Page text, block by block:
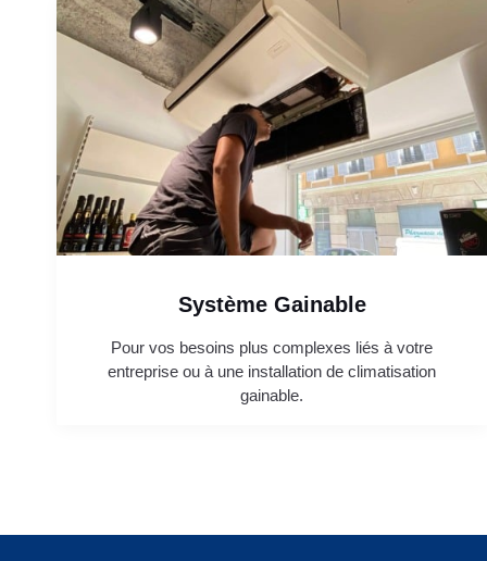
Système Gainable
Pour vos besoins plus complexes liés à votre
entreprise ou à une installation de climatisation
gainable.